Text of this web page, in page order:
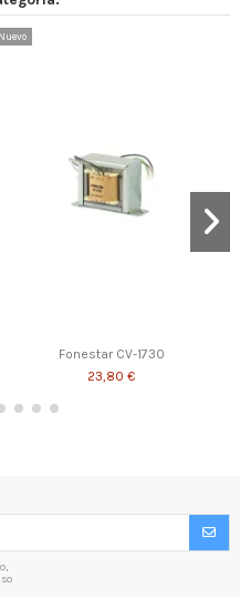
Nuevo
Fonestar CV-1730
23,80 €